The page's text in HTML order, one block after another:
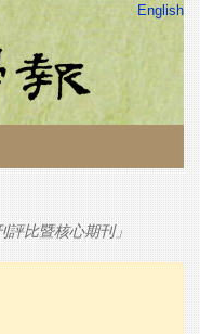
English
比暨核心期刊」